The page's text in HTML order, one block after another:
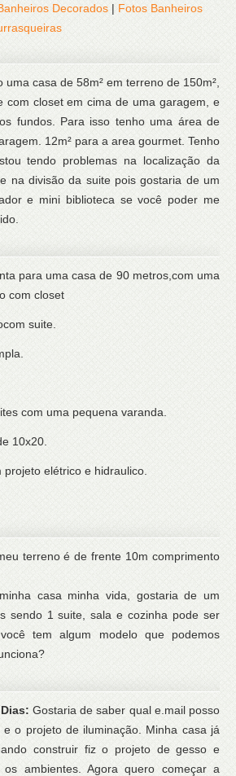
Decorados | Fotos Banheiros
uma casa de 58m² em terreno de 150m²,
com closet em cima de uma garagem, e
fundos. Para isso tenho uma área de
12m² para a area gourmet. Tenho
tendo problemas na localização da
na divisão da suite pois gostaria de um
e mini biblioteca se você poder me
para uma casa de 90 metros,com uma
com closet
suite.
com uma pequena varanda.
10x20.
elétrico e hidraulico.
terreno é de frente 10m comprimento
casa minha vida, gostaria de um
sendo 1 suite, sala e cozinha pode ser
tem algum modelo que podemos
Gostaria de saber qual e.mail posso
o projeto de iluminação. Minha casa já
construir fiz o projeto de gesso e
ambientes. Agora quero começar a